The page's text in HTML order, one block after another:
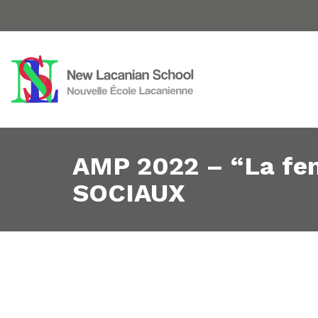
AMP 2022 – “La
SOCIAUX